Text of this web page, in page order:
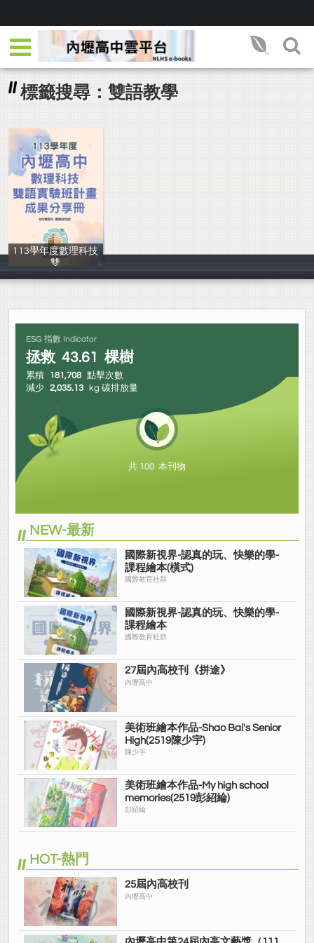
標籤搜尋：雙語教學
113學年度數理科技
雙
教務處實驗研究
ESG 指數 Indicator
拯救 43.61 棵樹
累積 181,708 點擊次數
減少 2,035.13 kg 碳排放量
共 100 本刊物
NEW-最新
國際新視界-認真的玩、快樂的學-
課程繪本(橫式)
國際教育社群
國際新視界-認真的玩、快樂的學-
課程繪本
國際教育社群
27屆內高校刊《拼途》
內壢高中
美術班繪本作品-Shao Bai's Senior
High(2519陳少宇)
陳少宇
美術班繪本作品-My high school
memories(2519彭紹綸)
彭紹綸
HOT-熱門
25屆內高校刊
內壢高中